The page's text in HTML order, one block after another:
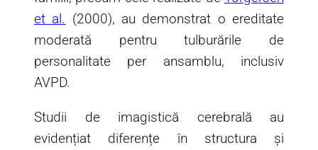
et al. (2000), au demonstrat o ereditate
moderată pentru tulburările de
personalitate per ansamblu, inclusiv
AVPD.
Studii de imagistică cerebrală au
evidențiat diferențe în structura și